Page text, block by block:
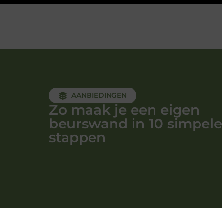
AANBIEDINGEN
Zo maak je een eigen
beurswand in 10 simpele
stappen